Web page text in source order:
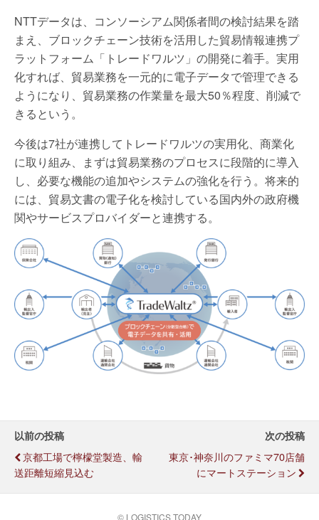
NTTデータは、コンソーシアム関係者間の検討結果を踏
まえ、ブロックチェーン技術を活用した貿易情報連携プ
ラットフォーム「トレードワルツ」の開発に着手。実用
化すれば、貿易業務を一元的に電子データで管理できる
ようになり、貿易業務の作業量を最大50％程度、削減で
きるという。
今後は7社が連携してトレードワルツの実用化、商業化
に取り組み、まずは貿易業務のプロセスに段階的に導入
し、必要な機能の追加やシステムの強化を行う。将来的
には、貿易文書の電子化を検討している国内外の政府機
関やサービスプロバイダーと連携する。
以前の投稿
京都工場で檸檬堂製造、輸
送距離短縮見込む
次の投稿
東京･神奈川のファミマ70店舗
にマートステーション
© LOGISTICS TODAY